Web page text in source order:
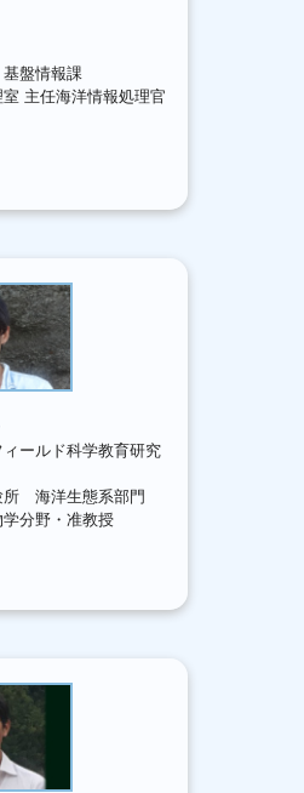
盤情報課
主任海洋情報処理官
ールド科学教育研究
所 海洋生態系部門
分野・准教授